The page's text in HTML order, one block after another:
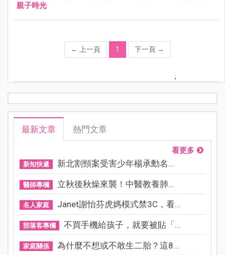
親子時光
← 上一頁 1 下一頁 →
;
最新文章 熱門文章
看更多
新知快遞 新北割頸案受害少年楊承勳名...
醫師專欄 立秋後秋燥來襲！中醫教養肺...
名人家庭 Janet謝怡芬虎媽模式禁3C，看...
部落客專欄 不買手機給孩子，就要被貼「...
家庭關係 為什麼不想或不敢生二胎？這8...